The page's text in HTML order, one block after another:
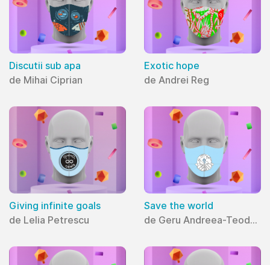
Discutii sub apa
de Mihai Ciprian
Exotic hope
de Andrei Reg
Giving infinite goals
de Lelia Petrescu
Save the world
de Geru Andreea-Teodora